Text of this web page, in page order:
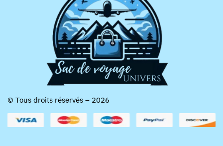
© Tous droits réservés – 2026